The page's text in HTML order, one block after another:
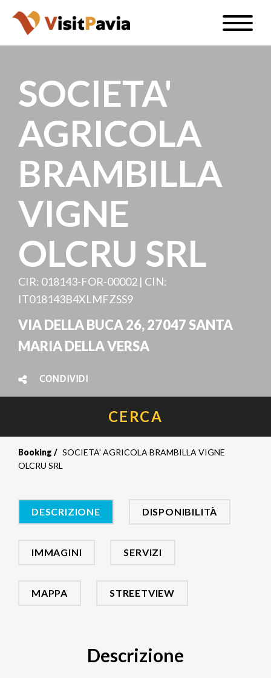
Salta
contenuto
Toggle
IT
#visitpavia
SOCIETA'
AGRICOLA
BRAMBILLA
VIGNE
OLCRU SRL
CIR: 018143-FOR-00002 | CIN:
IT018143B4XLMFZSS9
VIA DELLA BUCA 26, 27047 SANTA
MARIA DELLA VERSA
CONDIVIDI
CERCA
Booking
SOCIETA' AGRICOLA BRAMBILLA VIGNE
OLCRU SRL
DESCRIZIONE DISPONIBILITÀ
IMMAGINI SERVIZI
MAPPA STREETVIEW
Descrizione